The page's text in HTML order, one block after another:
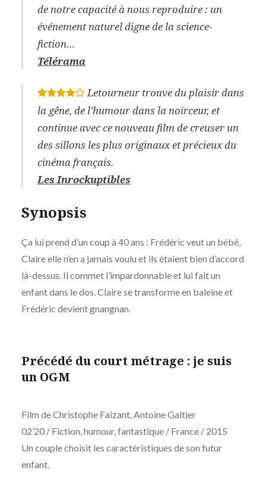
de notre capacité à nous reproduire : un
événement naturel digne de la science-
fiction…
Télérama
* * * *
Letourneur trouve du plaisir dans
la gêne, de l’humour dans la noirceur, et
continue avec ce nouveau film de creuser un
des sillons les plus originaux et précieux du
cinéma français.
Les Inrockuptibles
Synopsis
Ça lui prend d’un coup à 40 ans : Frédéric veut un bébé,
Claire elle n’en a jamais voulu et ils étaient bien d’accord
là-dessus. Il commet l’impardonnable et lui fait un
enfant dans le dos. Claire se transforme en baleine et
Frédéric devient gnangnan.
Précédé du court métrage : je suis
un OGM
Film de Christophe Faizant, Antoine Galtier
02’20 / Fiction, humour, fantastique / France / 2015
Un couple choisit les caractéristiques de son futur
enfant.